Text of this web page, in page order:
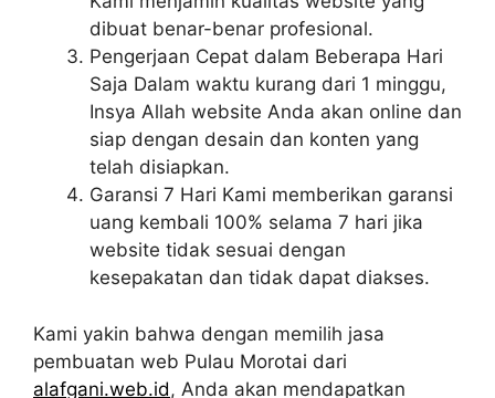
dibuat benar-benar profesional.
Pengerjaan Cepat dalam Beberapa Hari
Saja Dalam waktu kurang dari 1 minggu,
Insya Allah website Anda akan online dan
siap dengan desain dan konten yang
telah disiapkan.
Garansi 7 Hari Kami memberikan garansi
uang kembali 100% selama 7 hari jika
website tidak sesuai dengan
kesepakatan dan tidak dapat diakses.
Kami yakin bahwa dengan memilih jasa
pembuatan web Pulau Morotai dari
alafgani.web.id, Anda akan mendapatkan